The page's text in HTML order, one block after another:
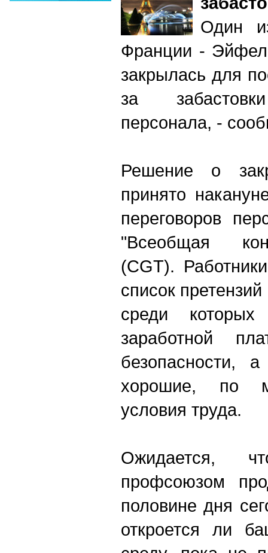
Один
Франции -
закрылась для
за
персонала, -
Решение о
принято
переговоров
"Всеобщая
(CGT).
список
среди
заработной
безопасности,
хорошие, по
условия труда.
Ожидается,
профсоюзом
половине дня
откроется ли